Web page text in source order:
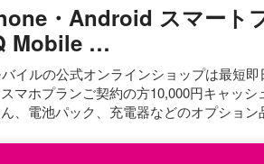
・Android スマート
Mobile …
イルの公式オンラインショップは最短
マホプランご契約の方10,000円キャッ
、電池パック、充電器などのオプショ